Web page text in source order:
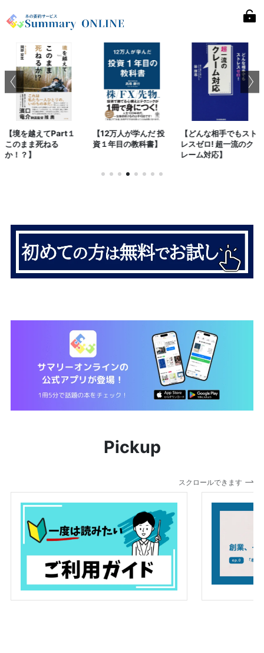
Part１
【12万人が学んだ 投
資１年目の教科書】
【どんな相手でもスト
レスゼロ! 超一流のク
【パラダイ
新しい世界
質的な問い
Pickup
スクロールできます